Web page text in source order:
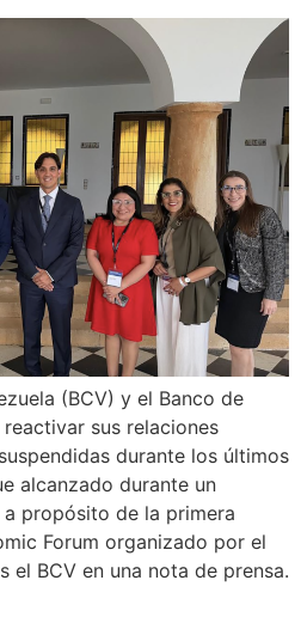
(BCV) y el Banco de
sus relaciones
durante los últimos
alcanzado durante un
propósito de la primera
Forum organizado por el
el BCV en una nota de prensa.